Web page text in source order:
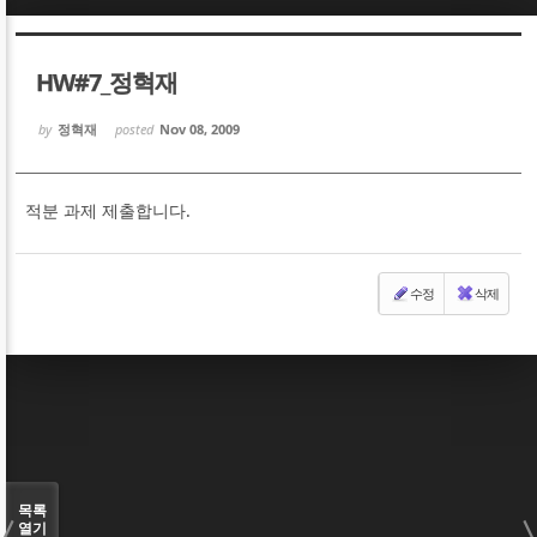
HW#7_정혁재
by 정혁재 posted Nov 08, 2009
적분 과제 제출합니다.
수정 삭제
목록
열기
Sketchbook5, 스케치북5
Sketchbook5, 스케치북5
Sketchbook5, 스케치북5
Sketchbook5, 스케치북5